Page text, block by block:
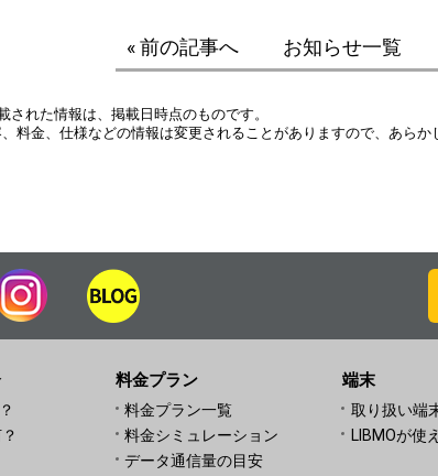
« 前の記事へ お知らせ一覧
された情報は、掲載日時点のものです。
料金、仕様などの情報は変更されることがありますので、あらか
料金プラン
料金プラン一覧
料金シミュレーション
データ通信量の目安
端末
取り扱い端
LIBMOが使